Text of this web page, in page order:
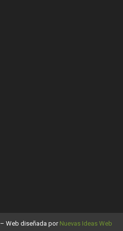
– Web diseñada por Nuevas Ideas Web